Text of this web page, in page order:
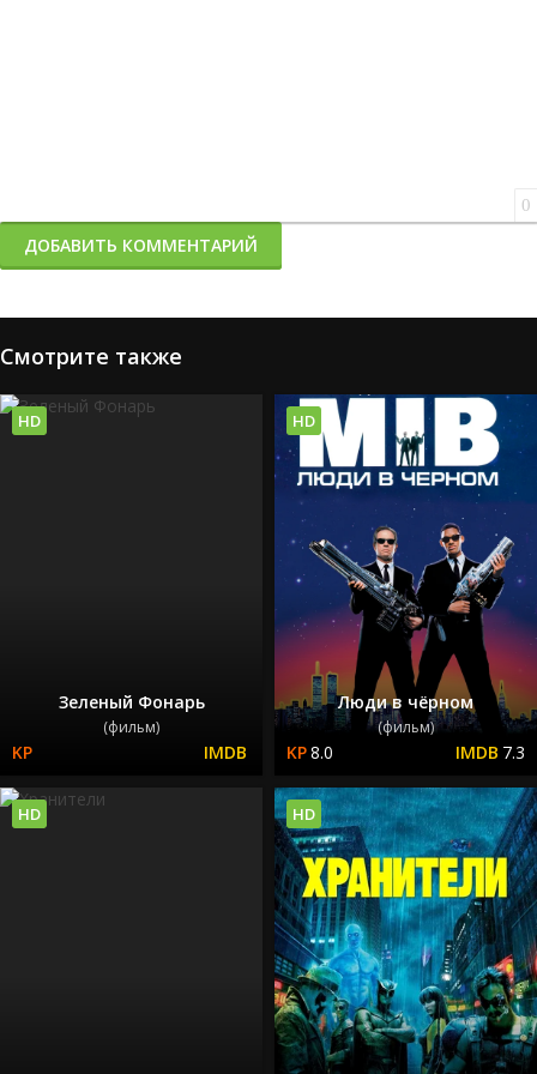
0
ДОБАВИТЬ КОММЕНТАРИЙ
Смотрите также
Зеленый Фонарь
(фильм)
HD
Люди в чёрном
(фильм)
8.0 7.3
HD
HD HD